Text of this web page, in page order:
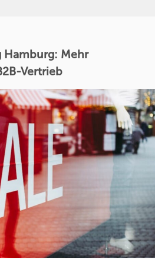
Hamburg: Mehr
Vertrieb